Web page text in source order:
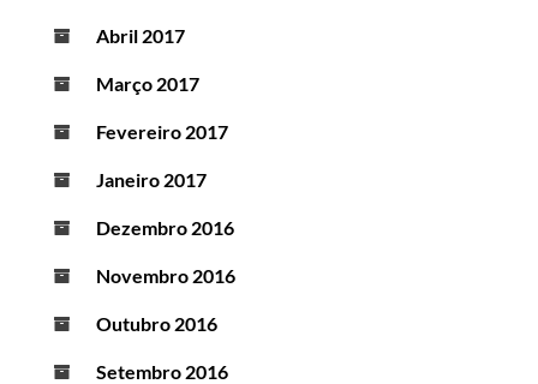
Abril 2017
Março 2017
Fevereiro 2017
Janeiro 2017
Dezembro 2016
Novembro 2016
Outubro 2016
Setembro 2016